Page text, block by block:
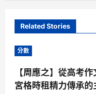
Related Stories
分數
【周應之】從高考
宮格時租精力傳承的